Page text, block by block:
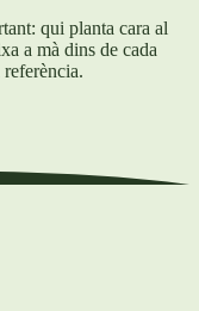
qui planta cara al
a mà dins de cada